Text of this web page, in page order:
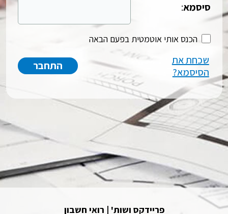
סיסמא:
הכנס אותי אוטמטית בפעם הבאה
שכחת את
הסיסמא?
פריידקס ושות' | רואי חשבון